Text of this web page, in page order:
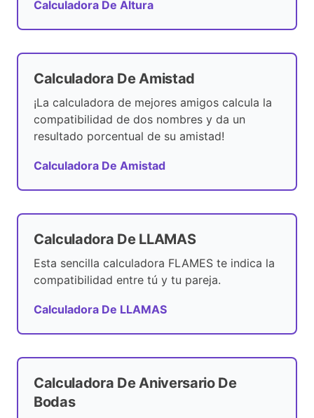
Calculadora De Altura
Calculadora De Amistad
¡La calculadora de mejores amigos calcula la
compatibilidad de dos nombres y da un
resultado porcentual de su amistad!
Calculadora De Amistad
Calculadora De LLAMAS
Esta sencilla calculadora FLAMES te indica la
compatibilidad entre tú y tu pareja.
Calculadora De LLAMAS
Calculadora De Aniversario De
Bodas